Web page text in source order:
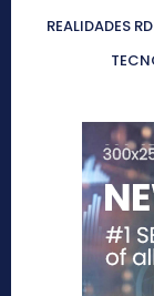
REALIDADES RD